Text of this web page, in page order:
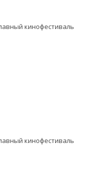
кинофестиваль
кинофестиваль